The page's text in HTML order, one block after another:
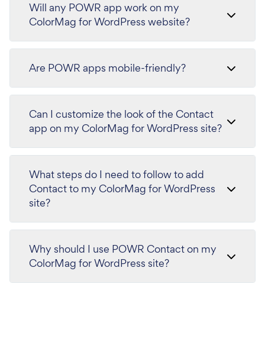
Will any POWR app work on my
ColorMag for WordPress website?
Are POWR apps mobile-friendly?
Can I customize the look of the Contact
app on my ColorMag for WordPress site?
What steps do I need to follow to add
Contact to my ColorMag for WordPress
site?
Why should I use POWR Contact on my
ColorMag for WordPress site?